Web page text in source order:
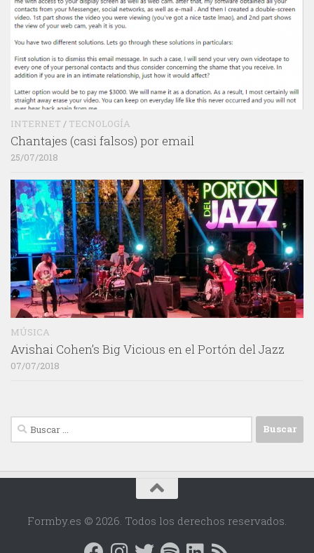
INTERNET / TECNOLOGÍA
Chantajes (casi falsos) por email
25/07/2018
MÚSICA
Avishai Cohen’s Big Vicious en el Portón del Jazz
07/07/2018
Buscar:
Formby.es © 2026. Todos los derechos reservados.